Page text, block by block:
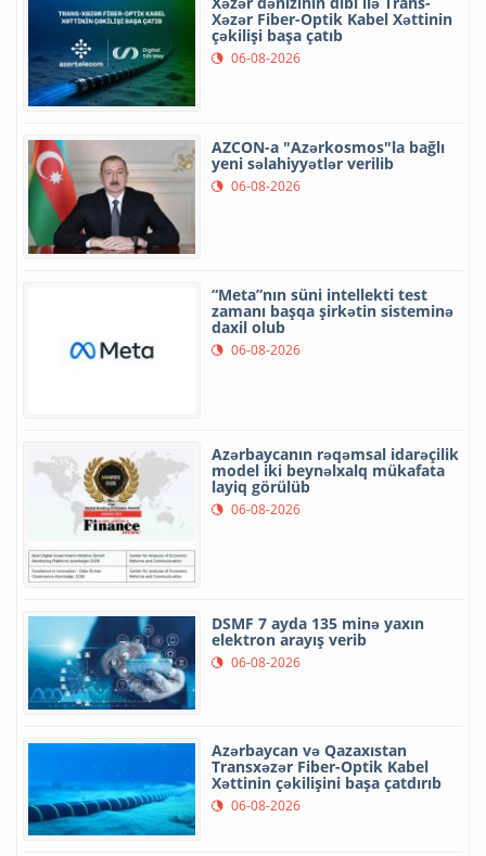
Xəzər Fiber-Optik Kabel Xəttinin
çəkilişi başa çatıb
06-08-2026
AZCON-a "Azərkosmos"la bağlı
yeni səlahiyyətlər verilib
06-08-2026
“Meta”nın süni intellekti test
zamanı başqa şirkətin sisteminə
daxil olub
06-08-2026
Azərbaycanın rəqəmsal idarəçilik
model iki beynəlxalq mükafata
layiq görülüb
06-08-2026
DSMF 7 ayda 135 minə yaxın
elektron arayış verib
06-08-2026
Azərbaycan və Qazaxıstan
Transxəzər Fiber-Optik Kabel
Xəttinin çəkilişini başa çatdırıb
06-08-2026